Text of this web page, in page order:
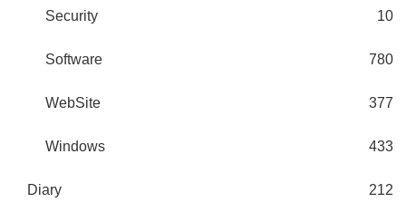
Security 10
Software 780
WebSite 377
Windows 433
Diary 212